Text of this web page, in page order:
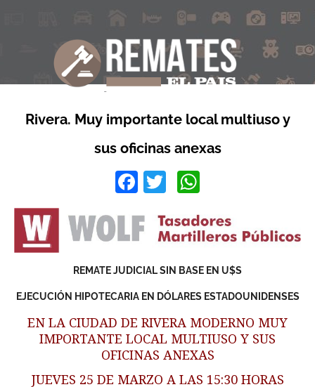
Rivera. Muy importante local multiuso y
sus oficinas anexas
Facebook
Twitter
REMATE JUDICIAL SIN BASE EN U$S
EJECUCIÓN HIPOTECARIA EN DÓLARES ESTADOUNIDENSES
EN LA CIUDAD DE RIVERA MODERNO MUY
IMPORTANTE LOCAL MULTIUSO Y SUS
OFICINAS ANEXAS
JUEVES 25 DE MARZO A LAS 15:30 HORAS